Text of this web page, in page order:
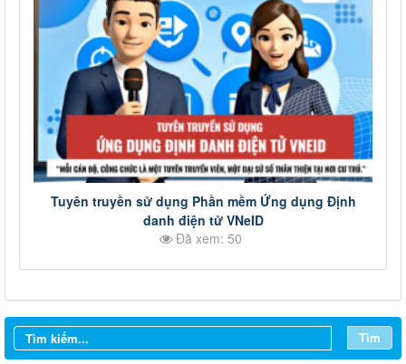
Tuyên truyền sử dụng Phần mềm Ứng dụng Định
danh điện tử VNeID
Đã xem: 50
Tìm